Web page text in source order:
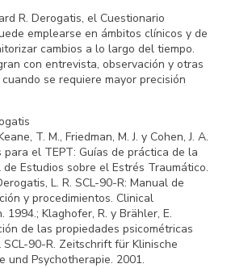
R. Derogatis, el Cuestionario
emplearse en ámbitos clínicos y de
cambios a lo largo del tiempo.
con entrevista, observación y otras
se requiere mayor precisión
T. M., Friedman, M. J. y Cohen, J. A.
el TEPT: Guías de práctica de la
Estudios sobre el Estrés Traumático.
L. R. SCL-90-R: Manual de
y procedimientos. Clinical
1994.; Klaghofer, R. y Brähler, E.
de las propiedades psicométricas
90-R. Zeitschrift für Klinische
und Psychotherapie. 2001.